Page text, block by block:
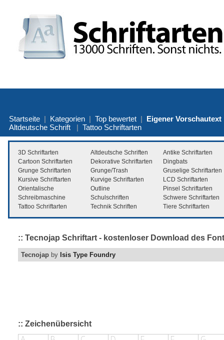
Startseite | Kategorien | Top bewertet | Eigener Vorschautext
Altdeutsche Schrift | Tattoo Schriftarten
3D Schriftarten Altdeutsche Schriften
Antike Schriftarten
Cartoon Schriftarten
Dekorative Schriftarten
Dingbats
Grunge Schriftarten
Grunge/Trash
Gruselige Schriftarten
Kursive Schriftarten
Kurvige Schriftarten
LCD Schriftarten
Orientalische
Outline
Pinsel Schriftarten
Schreibmaschine
Schulschriften
Schwere Schriftarten
Tattoo Schriftarten
Technik Schriften Tiere Schriftarten
:: Tecnojap Schriftart - kostenloser Download des
Tecnojap by Isis Type Foundry
:: Zeichenübersicht